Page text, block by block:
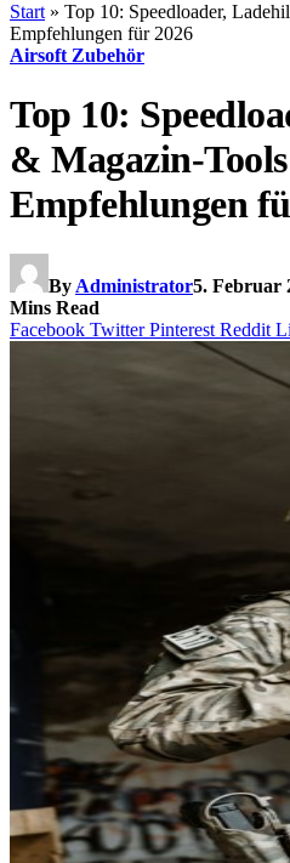
Start » Top 10: Speedloader,
Empfehlungen für 2026
Airsoft Zubehör
Top 10:
& Magazin-
Empfehlungen
By Administrator5. Februar
Mins Read
Facebook Twitter Pinterest Reddit